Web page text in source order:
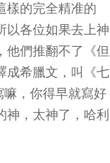
樣的完全精准的
以各位如果去上神
他們推翻不了《但
成希臘文，叫《七
，你得早就寫好
，太神了，哈利